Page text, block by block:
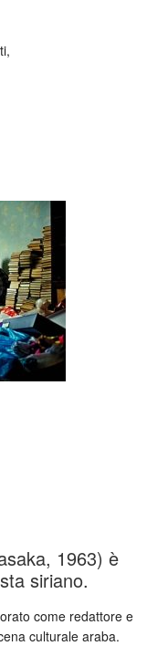
1963) è
siriano.
come redattore e
culturale araba.